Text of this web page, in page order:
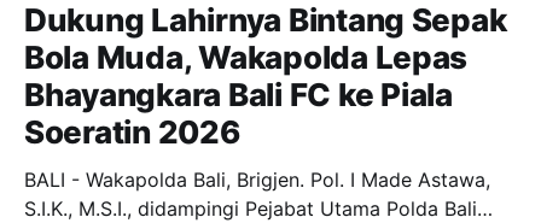
Dukung Lahirnya Bintang Sepak
Bola Muda, Wakapolda Lepas
Bhayangkara Bali FC ke Piala
Soeratin 2026
BALI - Wakapolda Bali, Brigjen. Pol. I Made Astawa,
S.I.K., M.S.I., didampingi Pejabat Utama Polda Bali